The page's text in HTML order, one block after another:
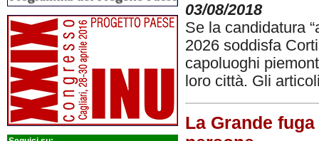
03/08/2018
Se la candidatura
2026 soddisfa
capoluoghi
loro città. Gli
La Grande